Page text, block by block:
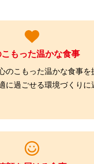
もった温かな食事
のこもった温かな食事を
に過ごせる環境づくりに